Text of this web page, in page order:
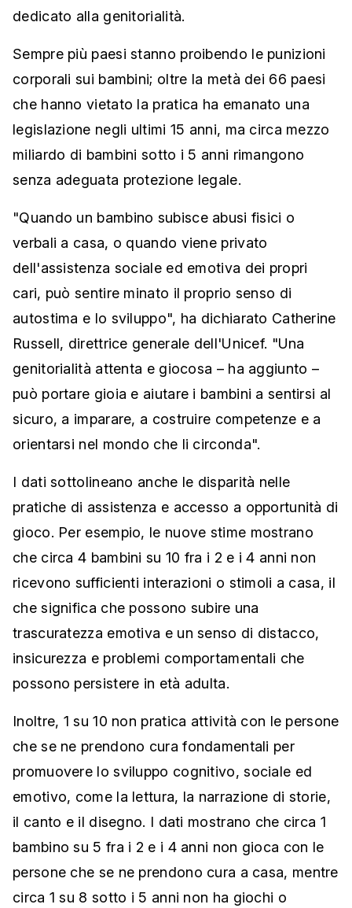
dedicato alla genitorialità.
Sempre più paesi stanno proibendo le punizioni
corporali sui bambini; oltre la metà dei 66 paesi
che hanno vietato la pratica ha emanato una
legislazione negli ultimi 15 anni, ma circa mezzo
miliardo di bambini sotto i 5 anni rimangono
senza adeguata protezione legale.
"Quando un bambino subisce abusi fisici o
verbali a casa, o quando viene privato
dell'assistenza sociale ed emotiva dei propri
cari, può sentire minato il proprio senso di
autostima e lo sviluppo", ha dichiarato Catherine
Russell, direttrice generale dell'Unicef. "Una
genitorialità attenta e giocosa – ha aggiunto –
può portare gioia e aiutare i bambini a sentirsi al
sicuro, a imparare, a costruire competenze e a
orientarsi nel mondo che li circonda".
I dati sottolineano anche le disparità nelle
pratiche di assistenza e accesso a opportunità di
gioco. Per esempio, le nuove stime mostrano
che circa 4 bambini su 10 fra i 2 e i 4 anni non
ricevono sufficienti interazioni o stimoli a casa, il
che significa che possono subire una
trascuratezza emotiva e un senso di distacco,
insicurezza e problemi comportamentali che
possono persistere in età adulta.
Inoltre, 1 su 10 non pratica attività con le persone
che se ne prendono cura fondamentali per
promuovere lo sviluppo cognitivo, sociale ed
emotivo, come la lettura, la narrazione di storie,
il canto e il disegno. I dati mostrano che circa 1
bambino su 5 fra i 2 e i 4 anni non gioca con le
persone che se ne prendono cura a casa, mentre
circa 1 su 8 sotto i 5 anni non ha giochi o